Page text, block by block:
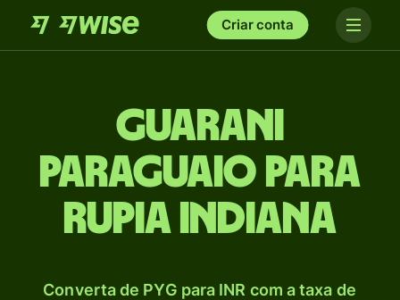
Criar conta
Guarani
paraguaio para
Rupia indiana
Converta de PYG para INR com a taxa de